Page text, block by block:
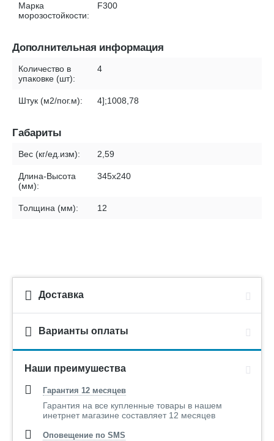
Марка
морозостойкости:
F300
Дополнительная информация
Количество в
упаковке (шт):
4
Штук (м2/пог.м): 4];1008,78
Габариты
Вес (кг/ед.изм): 2,59
Длина-Высота
(мм):
345x240
Толщина (мм): 12
Доставка
Варианты оплаты
Наши преимушества
Гарантия 12 месяцев
Гарантия на все купленные товары в нашем
инетрнет магазине составляет 12 месяцев
Оповещение по SMS